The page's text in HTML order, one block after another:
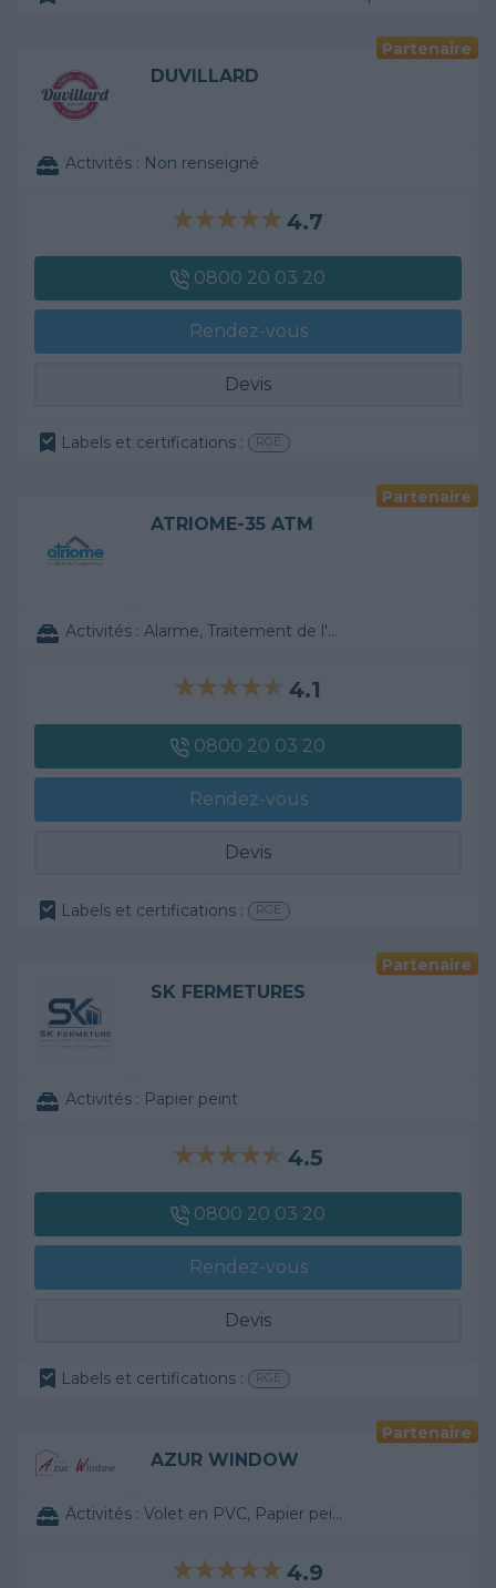
Partenaire
DUVILLARD
Activités : Non renseigné
4.7
0800 20 03 20
Rendez-vous
Devis
Labels et certifications : RGE
Partenaire
ATRIOME-35 ATM
Activités : Alarme, Traitement de l'eau, ...
4.1
0800 20 03 20
Rendez-vous
Devis
Labels et certifications : RGE
Partenaire
SK FERMETURES
Activités : Papier peint
4.5
0800 20 03 20
Rendez-vous
Devis
Labels et certifications : RGE
Partenaire
AZUR WINDOW
Activités : Volet en PVC, Papier peint, ...
4.9